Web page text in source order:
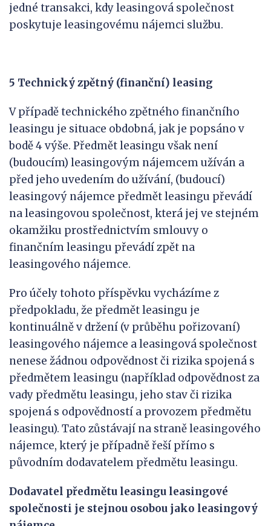
jedné transakci, kdy leasingová společnost
poskytuje leasingovému nájemci službu.
5 Technický zpětný (finanční) leasing
V případě technického zpětného finančního
leasingu je situace obdobná, jak je popsáno v
bodě 4 výše. Předmět leasingu však není
(budoucím) leasingovým nájemcem užíván a
před jeho uvedením do užívání, (budoucí)
leasingový nájemce předmět leasingu převádí
na leasingovou společnost, která jej ve stejném
okamžiku prostřednictvím smlouvy o
finančním leasingu převádí zpět na
leasingového nájemce.
Pro účely tohoto příspěvku vycházíme z
předpokladu, že předmět leasingu je
kontinuálně v držení (v průběhu pořizovaní)
leasingového nájemce a leasingová společnost
nenese žádnou odpovědnost či rizika spojená s
předmětem leasingu (například odpovědnost za
vady předmětu leasingu, jeho stav či rizika
spojená s odpovědností a provozem předmětu
leasingu). Tato zůstávají na straně leasingového
nájemce, který je případně řeší přímo s
původním dodavatelem předmětu leasingu.
Dodavatel předmětu leasingu leasingové
společnosti je stejnou osobou jako leasingový